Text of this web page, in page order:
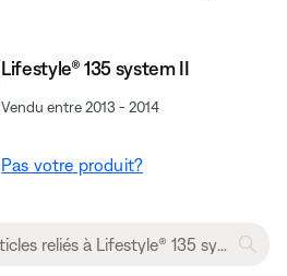
Lifestyle® 135 system II
Vendu entre 2013 - 2014
Pas votre produit?